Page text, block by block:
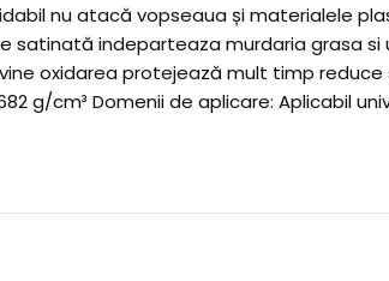
nu atacă vopseaua și materialele
satinată indeparteaza murdaria grasa
oxidarea protejează mult timp
g/cm³ Domenii de aplicare: Aplicabil